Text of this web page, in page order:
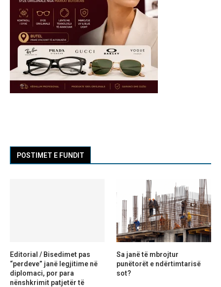
POSTIMET E FUNDIT
Editorial / Bisedimet pas
“perdeve” janë legjitime në
diplomaci, por para
nënshkrimit patjetër të
Sa janë të mbrojtur
punëtorët e ndërtimtarisë
sot?